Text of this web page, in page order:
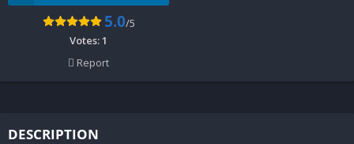
5.0/5
Votes:1
Report
DESCRIPTION